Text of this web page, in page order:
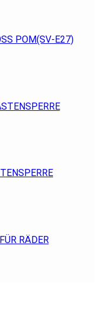
POM(SV-E27)
RÄDER